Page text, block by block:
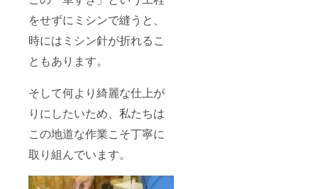
をせずにミシンで縫うと、
時にはミシン針が折れるこ
ともあります。
そして何より綺麗な仕上が
りにしたいため、私たちは
この地道な作業こそ丁寧に
取り組んでいます。